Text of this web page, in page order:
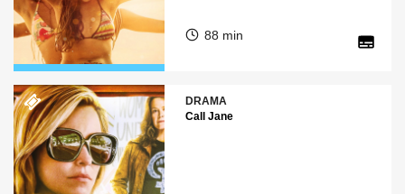
88 min
DRAMA
Call Jane